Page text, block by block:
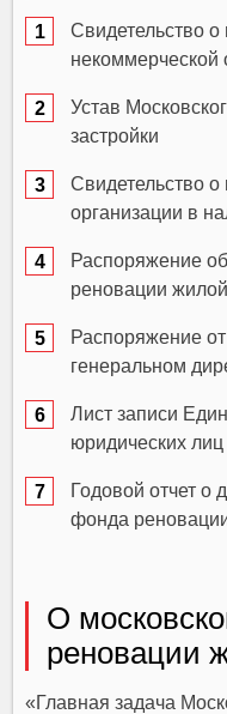
Свидетельство о
некоммерческой
Устав
застройки
Свидетельство о
организации в
Распоряжение
реновации
Распоряжение
генеральном
Лист записи
юридических лиц
Годовой отчет о
фонда
О
реновации
«Главная задача